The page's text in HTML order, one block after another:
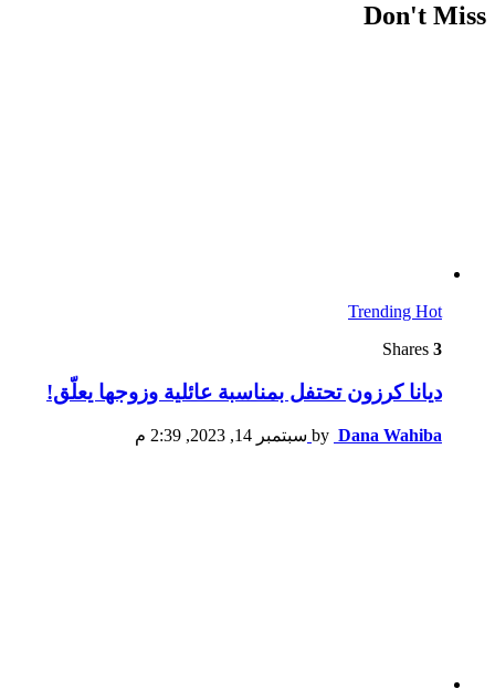
Don't Miss
Trending Hot
3
ديانا كرزون تحتفل بمناسبة عائلية وزوجها يعلّق!
by Dana Wahiba سبتمبر 14, 2023, 2:39 م